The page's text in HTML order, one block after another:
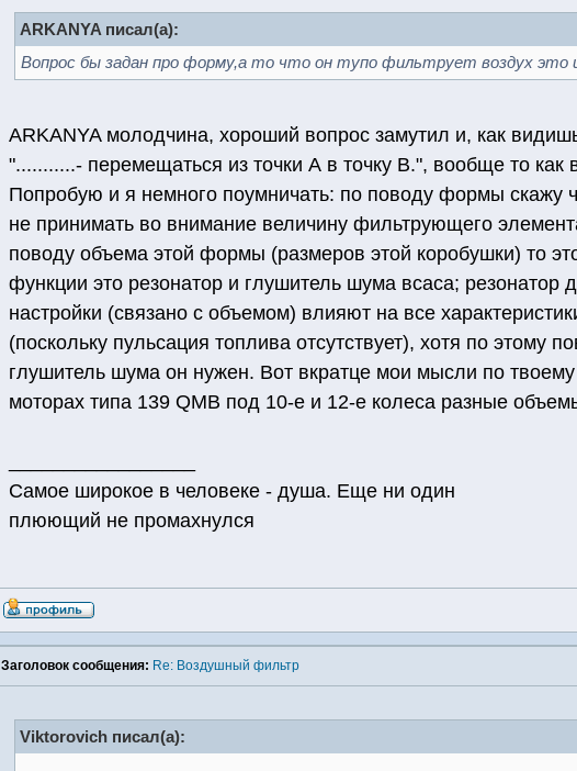
ARKANYA писал(а):
Вопрос бы задан про форму,а то что он тупо фильтрует воздух это
ARKANYA молодчина, хороший вопрос замутил и, как
"...........- перемещаться из точки А в точку В.", вообще то как
Попробую и я немного поумничать: по поводу формы скажу
не принимать во внимание величину фильтрующего
поводу объема этой формы (размеров этой коробушки) то
функции это резонатор и глушитель шума всаса;
настройки (связано с объемом) влияют на все
(поскольку пульсация топлива отсутствует), хотя по этому
глушитель шума он нужен. Вот вкратце мои мысли по
моторах типа 139 QMB под 10-е и 12-е колеса разные
Самое широкое в человеке - душа. Еще ни один
плюющий не промахнулся
Заголовок сообщения: Re: Воздушный фильтр
Viktorovich писал(а):